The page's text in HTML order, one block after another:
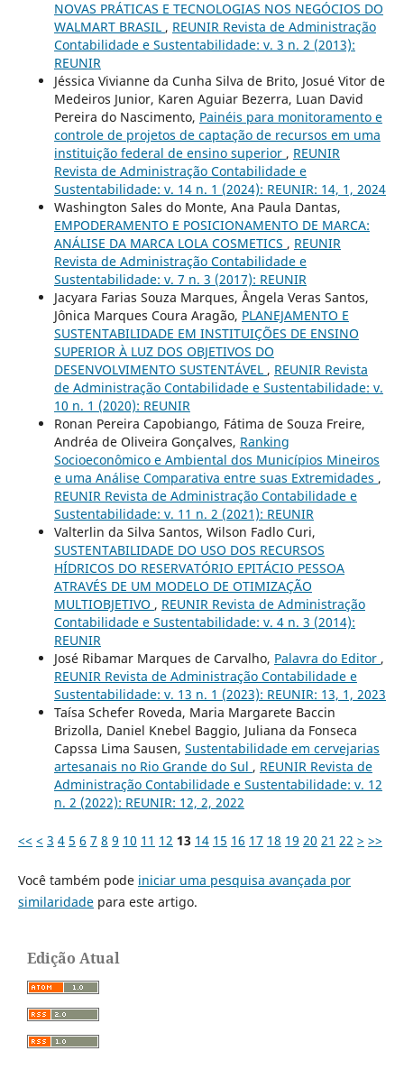
NOVAS PRÁTICAS E TECNOLOGIAS NOS NEGÓCIOS DO
WALMART BRASIL , REUNIR Revista de Administração
Contabilidade e Sustentabilidade: v. 3 n. 2 (2013):
REUNIR
Jéssica Vivianne da Cunha Silva de Brito, Josué Vitor de
Medeiros Junior, Karen Aguiar Bezerra, Luan David
Pereira do Nascimento, Painéis para monitoramento e
controle de projetos de captação de recursos em uma
instituição federal de ensino superior , REUNIR
Revista de Administração Contabilidade e
Sustentabilidade: v. 14 n. 1 (2024): REUNIR: 14, 1, 2024
Washington Sales do Monte, Ana Paula Dantas,
EMPODERAMENTO E POSICIONAMENTO DE MARCA:
ANÁLISE DA MARCA LOLA COSMETICS , REUNIR
Revista de Administração Contabilidade e
Sustentabilidade: v. 7 n. 3 (2017): REUNIR
Jacyara Farias Souza Marques, Ângela Veras Santos,
Jônica Marques Coura Aragão, PLANEJAMENTO E
SUSTENTABILIDADE EM INSTITUIÇÕES DE ENSINO
SUPERIOR À LUZ DOS OBJETIVOS DO
DESENVOLVIMENTO SUSTENTÁVEL , REUNIR Revista
de Administração Contabilidade e Sustentabilidade: v.
10 n. 1 (2020): REUNIR
Ronan Pereira Capobiango, Fátima de Souza Freire,
Andréa de Oliveira Gonçalves, Ranking
Socioeconômico e Ambiental dos Municípios Mineiros
e uma Análise Comparativa entre suas Extremidades ,
REUNIR Revista de Administração Contabilidade e
Sustentabilidade: v. 11 n. 2 (2021): REUNIR
Valterlin da Silva Santos, Wilson Fadlo Curi,
SUSTENTABILIDADE DO USO DOS RECURSOS
HÍDRICOS DO RESERVATÓRIO EPITÁCIO PESSOA
ATRAVÉS DE UM MODELO DE OTIMIZAÇÃO
MULTIOBJETIVO , REUNIR Revista de Administração
Contabilidade e Sustentabilidade: v. 4 n. 3 (2014):
REUNIR
José Ribamar Marques de Carvalho, Palavra do Editor ,
REUNIR Revista de Administração Contabilidade e
Sustentabilidade: v. 13 n. 1 (2023): REUNIR: 13, 1, 2023
Taísa Schefer Roveda, Maria Margarete Baccin
Brizolla, Daniel Knebel Baggio, Juliana da Fonseca
Capssa Lima Sausen, Sustentabilidade em cervejarias
artesanais no Rio Grande do Sul , REUNIR Revista de
Administração Contabilidade e Sustentabilidade: v. 12
n. 2 (2022): REUNIR: 12, 2, 2022
<< < 3 4 5 6 7 8 9 10 11 12 13 14 15 16 17 18 19 20 21 22 > >>
Você também pode iniciar uma pesquisa avançada por
similaridadepara este artigo.
Edição Atual